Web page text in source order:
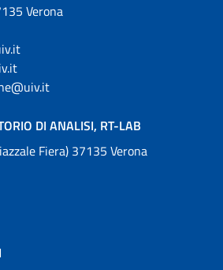
Verona
DI ANALISI, RT-LAB
Fiera) 37135 Verona